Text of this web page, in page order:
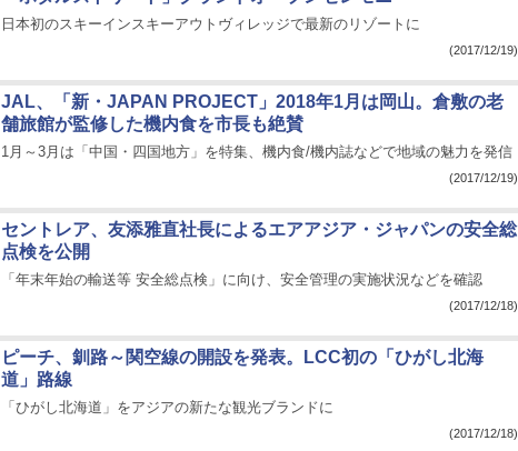
日本初のスキーインスキーアウトヴィレッジで最新のリゾートに
(2017/12/19)
JAL、「新・JAPAN PROJECT」2018年1月は岡山。倉敷の老
舗旅館が監修した機内食を市長も絶賛
1月～3月は「中国・四国地方」を特集、機内食/機内誌などで地域の魅力を発信
(2017/12/19)
セントレア、友添雅直社長によるエアアジア・ジャパンの安全総
点検を公開
「年末年始の輸送等 安全総点検」に向け、安全管理の実施状況などを確認
(2017/12/18)
ピーチ、釧路～関空線の開設を発表。LCC初の「ひがし北海
道」路線
「ひがし北海道」をアジアの新たな観光ブランドに
(2017/12/18)